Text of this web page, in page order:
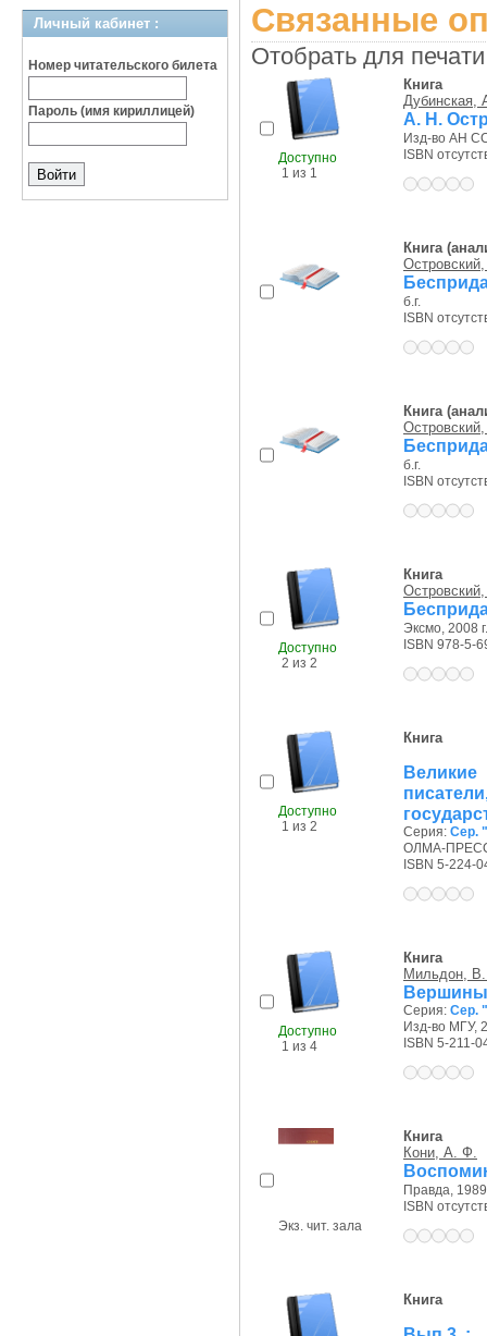
Личный кабинет :
Номер читательского билета
Пароль (имя кириллицей)
Связанные
Отобрать для
Доступно
1 из 1
Книга
Дубинская,
А. Н.
Изд-во АН
ISBN
Книга
б.г.
ISBN
Книга
б.г.
ISBN
Доступно
2 из 2
Книга
Эксмо, 2008 г.
ISBN 978-5-
Доступно
1 из 2
Книга
Серия: Сер.
ОЛМА-ПРЕСС,
ISBN 5-224-
Доступно
1 из 4
Книга
Мильдон,
Серия: Сер.
Изд-во МГУ,
ISBN 5-211-
Экз. чит. зала
Книга
Кони, А. Ф.
Правда, 1989
ISBN
Книга